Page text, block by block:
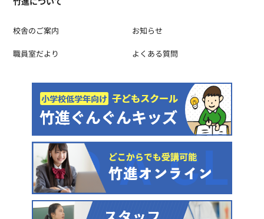
校舎のご案内 お知らせ
職員室だより よくある質問